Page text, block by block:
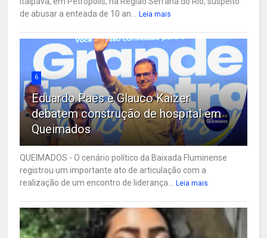
de abusar a enteada de 10 an...
Leia mais
6
Eduardo Paes e Glauco Kaizer
debatem construção de hospital em
Queimados
QUEIMADOS - O cenário político da Baixada Fluminense
registrou um importante ato de articulação com a
realização de um encontro de liderança...
Leia mais